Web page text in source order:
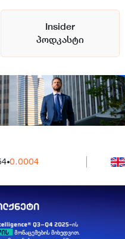
Insider
პოდკასტი
GBP